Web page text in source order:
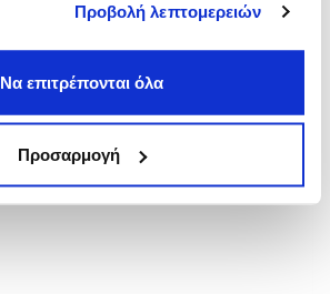
Προβολή λεπτομερειών
Να επιτρέπονται όλα
Προσαρμογή